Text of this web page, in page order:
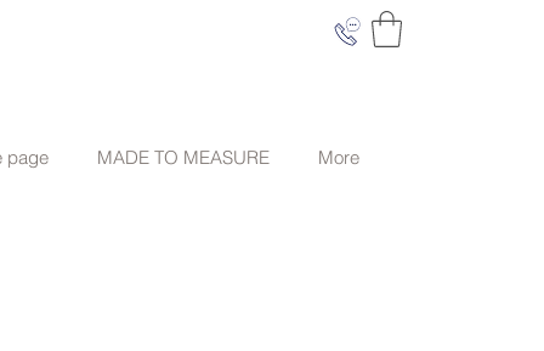
page MADE TO MEASURE More